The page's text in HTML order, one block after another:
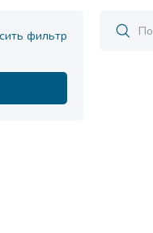
фильтр